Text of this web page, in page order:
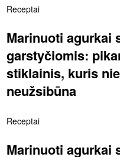
Receptai
Marinuoti agurkai
garstyčiomis:
stiklainis, kuris
neužsibūna
Receptai
Marinuoti agurkai